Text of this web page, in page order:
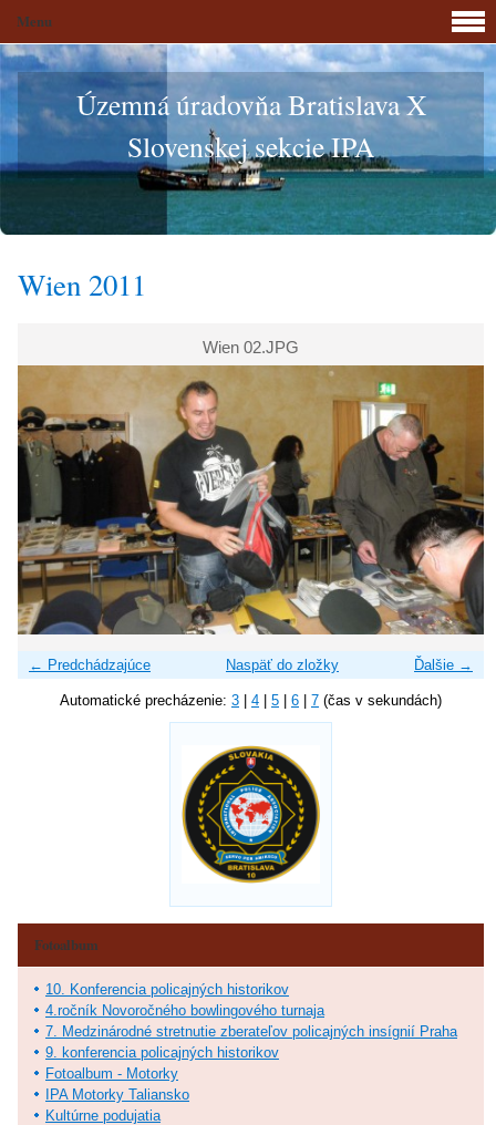
Územná úradovňa Bratislava X
Slovenskej sekcie IPA
Wien 2011
Wien 02.JPG
← Predchádzajúce Ďalšie →
Naspäť do zložky
Automatické precházenie: 3 | 4 | 5 | 6 | 7 (čas v sekundách)
Menu
Fotoalbum
10. Konferencia policajných historikov
4.ročník Novoročného bowlingového turnaja
7. Medzinárodné stretnutie zberateľov policajných insígnií Praha
9. konferencia policajných historikov
Fotoalbum - Motorky
IPA Motorky Taliansko
Kultúrne podujatia